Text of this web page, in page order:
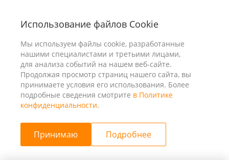
Использование файлов Cookie
Мы используем файлы cookie, разработанные
нашими специалистами и третьими лицами,
для анализа событий на нашем веб-сайте.
Продолжая просмотр страниц нашего сайта, вы
принимаете условия его использования. Более
подробные сведения смотрите в Политике
конфиденциальности.
Принимаю Подробнее